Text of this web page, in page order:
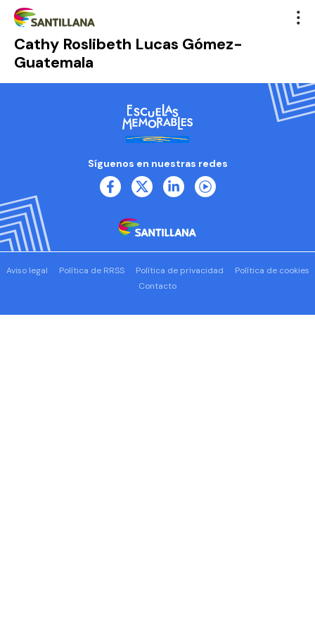
Cathy Roslibeth Lucas Gómez-
Guatemala
Síguenos en nuestras redes
Aviso legal Política de RRSS Política de privacidad
Política de cookies
Contacto